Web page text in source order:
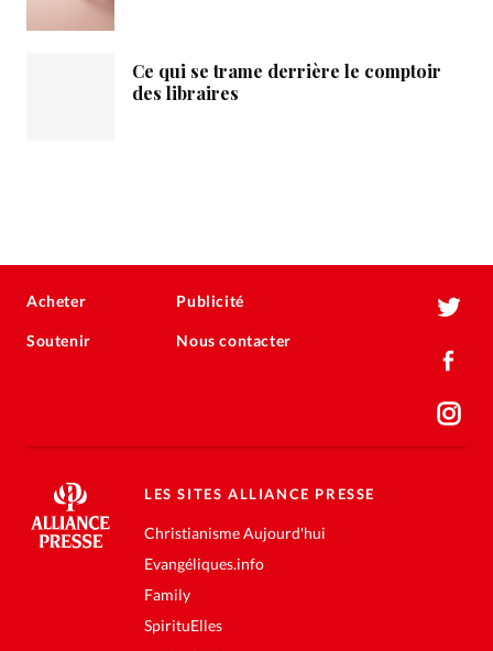
Ce qui se trame derrière le comptoir
des libraires
Acheter
Soutenir
Publicité
Nous contacter
LES SITES ALLIANCE PRESSE
Christianisme Aujourd'hui
Evangéliques.info
Family
SpirituElles